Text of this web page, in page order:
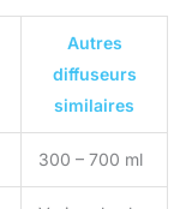
Autres
diffuseurs
similaires
300 – 700 ml